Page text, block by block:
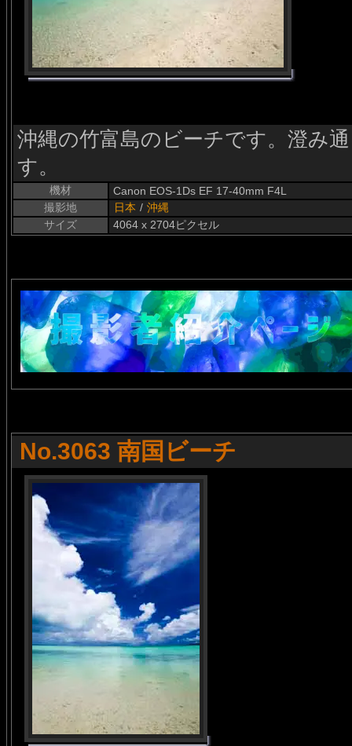
沖縄の竹富島のビーチです。澄み
す。
機材
Canon EOS-1Ds EF 17-40mm F4L
撮影地
日本 / 沖縄
サイズ
4064 x 2704ピクセル
No.3063 南国ビーチ